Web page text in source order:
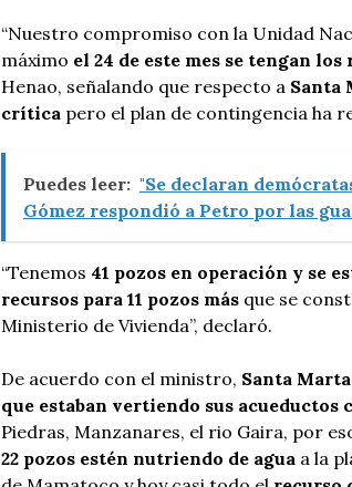
“Nuestro compromiso con la Unidad
máximo el 24 de este mes se tengan
Henao, señalando que respecto a Santa
crítica pero el plan de contingencia ha
Puedes leer: "Se declaran
Gómez respondió a Petro por las
“Tenemos 41 pozos en operación y se
recursos para 11 pozos más que se
Ministerio de Vivienda”, declaró.
De acuerdo con el ministro, Santa
que estaban vertiendo sus acueductos
Piedras, Manzanares, el rio Gaira, por
22 pozos estén nutriendo de agua a la